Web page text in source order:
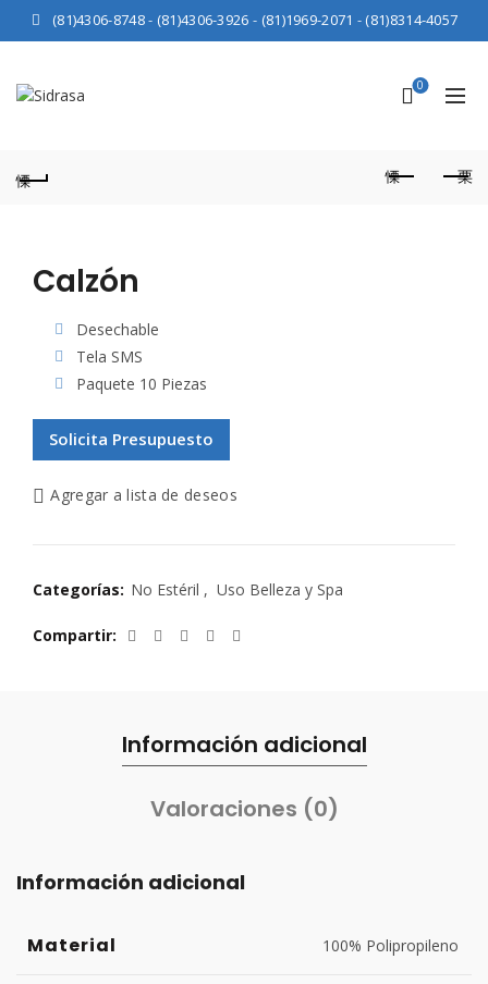
(81)4306-8748- (81)4306-3926 - (81)1969-2071 - (81)8314-4057
0
Calzón
Desechable
Tela SMS
Paquete 10 Piezas
Solicita Presupuesto
Agregar a lista de deseos
Categorías: No Estéril , Uso Belleza y Spa
Compartir
Información adicional
Valoraciones (0)
Información adicional
Material 100% Polipropileno